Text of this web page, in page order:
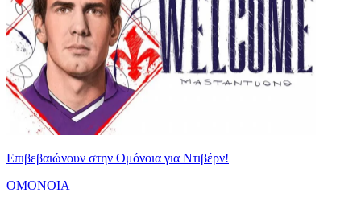
Επιβεβαιώνουν στην Ομόνοια για Ντιβέρν!
ΟΜΟΝΟΙΑ